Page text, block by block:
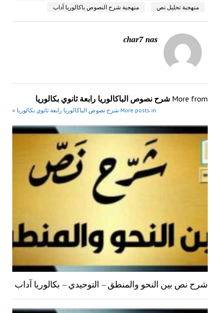
منهجية تحليل نص
منهجية شرح النصوص باكالوريا آداب
char7 nas
More from شرح نصوص الباكالوريا رابعة ثانوي بكالوريا
More posts in شرح نصوص الباكالوريا رابعة ثانوي بكالوريا »
شرح نص بين النحو والمنطق – التوحيدي – بكالوريا آداب